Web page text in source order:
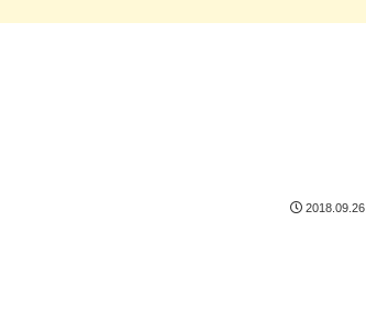
2018.09.26